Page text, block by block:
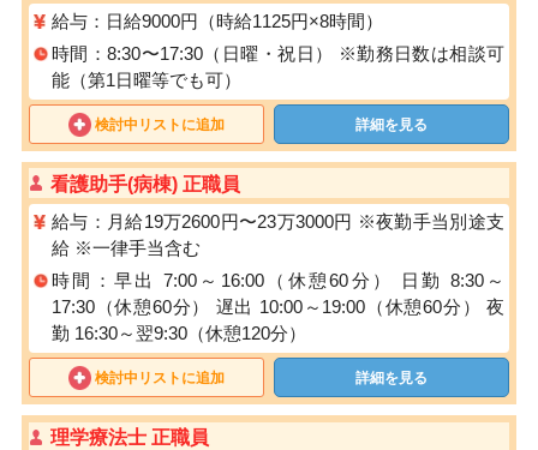
給与：日給9000円（時給1125円×8時間）
時間：8:30〜17:30（日曜・祝日） ※勤務⽇数は相談可
能（第1⽇曜等でも可）
検討中リストに追加 詳細を見る
看護助手(病棟) 正職員
給与：月給19万2600円〜23万3000円 ※夜勤手当別途支
給 ※一律手当含む
時間：早出 7:00～16:00（休憩60分） 日勤 8:30～
17:30（休憩60分） 遅出 10:00～19:00（休憩60分） 夜
勤 16:30～翌9:30（休憩120分）
検討中リストに追加 詳細を見る
理学療法士 正職員